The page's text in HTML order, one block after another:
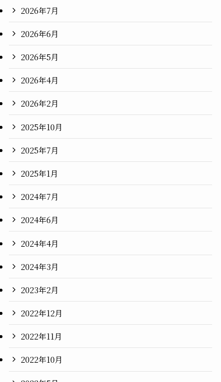
2026年7月
2026年6月
2026年5月
2026年4月
2026年2月
2025年10月
2025年7月
2025年1月
2024年7月
2024年6月
2024年4月
2024年3月
2023年2月
2022年12月
2022年11月
2022年10月